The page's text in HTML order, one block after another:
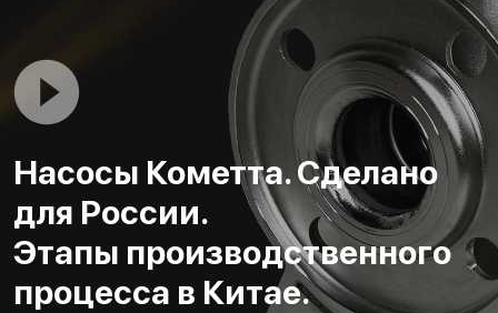
Насосы Кометта. Сделано
для России.
Этапы производственного
процесса в Китае.